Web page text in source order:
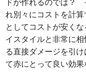
れ別々にコストを計
としてコストが安く
イスタイルと非常に
る直接ダメージを引
て赤にとって良い効果